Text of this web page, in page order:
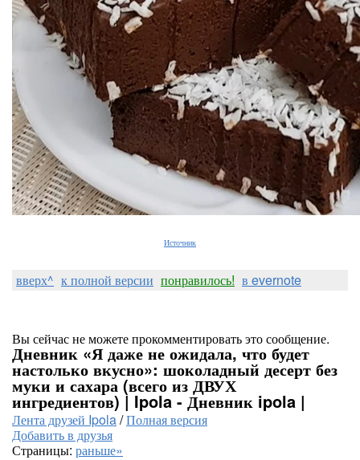
Источник
вверх^ к полной версии понравилось! в evernote
Вы сейчас не можете прокомментировать это сообщение.
Дневник «Я даже не ожидала, что будет
настолько вкусно»: шоколадный десерт без
муки и сахара (всего из ДВУХ
ингредиентов) | Ipola - Дневник ipola |
Лента друзей Ipola/Полная версия
Добавить в друзья
Страницы: раньше»